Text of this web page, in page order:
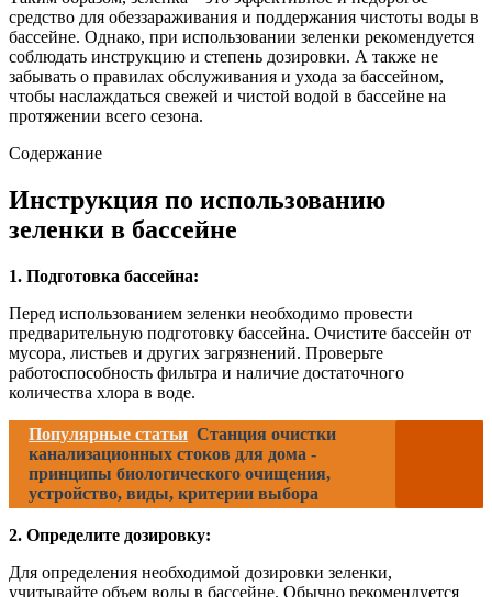
средство для обеззараживания и поддержания чистоты воды в
бассейне. Однако, при использовании зеленки рекомендуется
соблюдать инструкцию и степень дозировки. А также не
забывать о правилах обслуживания и ухода за бассейном,
чтобы наслаждаться свежей и чистой водой в бассейне на
протяжении всего сезона.
Содержание
Инструкция по использованию
зеленки в бассейне
1. Подготовка бассейна:
Перед использованием зеленки необходимо провести
предварительную подготовку бассейна. Очистите бассейн от
мусора, листьев и других загрязнений. Проверьте
работоспособность фильтра и наличие достаточного
количества хлора в воде.
Популярные статьи Станция очистки
канализационных стоков для дома -
принципы биологического очищения,
устройство, виды, критерии выбора
2. Определите дозировку:
Для определения необходимой дозировки зеленки,
учитывайте объем воды в бассейне. Обычно рекомендуется